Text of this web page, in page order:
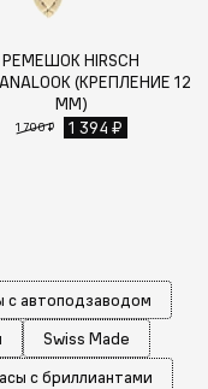
РЕМЕШОК HIRSCH
(КРЕПЛЕНИЕ 12
ММ)
1 700 ₽ 1 394 ₽
с автоподзаводом
Swiss Made
с бриллиантами